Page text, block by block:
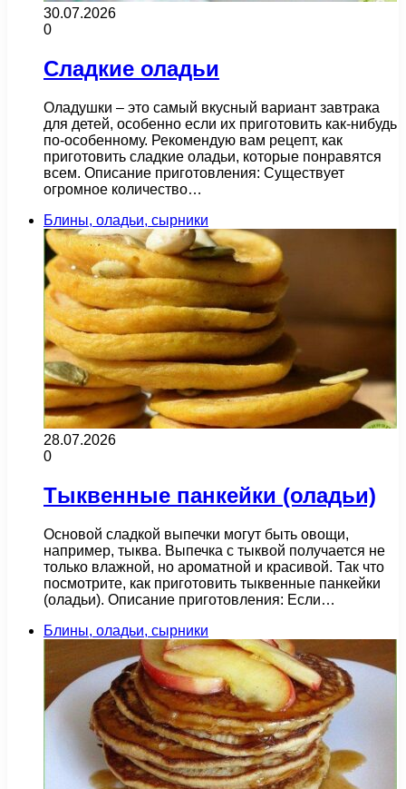
30.07.2026
0
Сладкие оладьи
Оладушки – это самый вкусный вариант завтрака
для детей, особенно если их приготовить как-нибудь
по-особенному. Рекомендую вам рецепт, как
приготовить сладкие оладьи, которые понравятся
всем. Описание приготовления: Существует
огромное количество…
Блины, оладьи, сырники
28.07.2026
0
Тыквенные панкейки (оладьи)
Основой сладкой выпечки могут быть овощи,
например, тыква. Выпечка с тыквой получается не
только влажной, но ароматной и красивой. Так что
посмотрите, как приготовить тыквенные панкейки
(оладьи). Описание приготовления: Если…
Блины, оладьи, сырники